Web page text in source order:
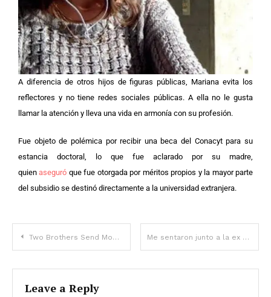
A diferencia de otros hijos de figuras públicas, Mariana evita los
reflectores y no tiene redes sociales públicas. A ella no le gusta
llamar la atención y lleva una vida en armonía con su profesión.
Fue objeto de polémica por recibir una beca del Conacyt para su
estancia doctoral, lo que fue aclarado por su madre,
quienaseguró que fue otorgada por méritos propios y la mayor parte
del subsidio se destinó directamente a la universidad extranjera.
Two Brothers Send Mom on Vacation of Her Dreams, She Doesn’t Recognize Her Home when She Returns – Story of the Day Me sentaron junto a la ex de mi esposo en un vuelo – Para cuando aterrizamos, mi matrimonio había terminado
Leave a Reply